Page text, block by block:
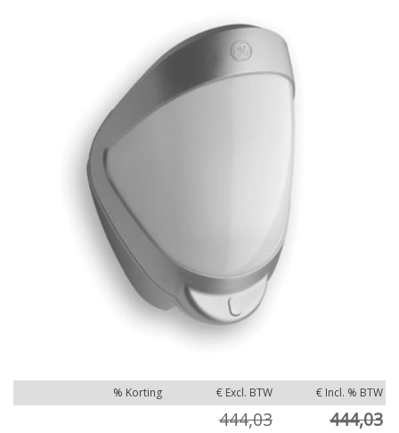
% Korting € Excl. BTW € Incl. % BTW
444,03 444,03